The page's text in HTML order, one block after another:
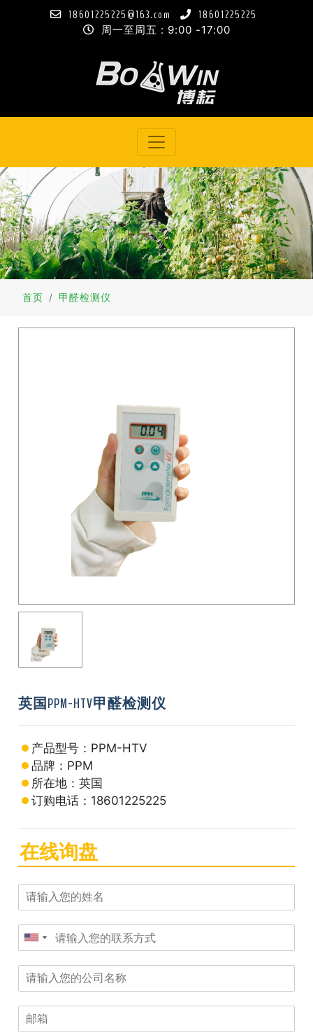
18601225225@163.com 18601225225
周一至周五 : 9:00 -17:00
首页 甲醛检测仪
英国PPM-HTV甲醛检测仪
产品型号：PPM-HTV
品牌：PPM
所在地：英国
订购电话：18601225225
在线询盘